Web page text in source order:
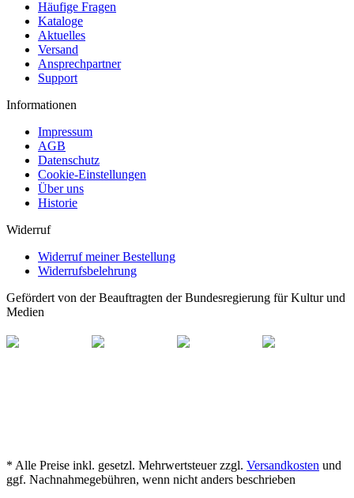
Häufige Fragen
Kataloge
Aktuelles
Versand
Ansprechpartner
Support
Informationen
Impressum
AGB
Datenschutz
Cookie-Einstellungen
Über uns
Historie
Widerruf
Widerruf meiner Bestellung
Widerrufsbelehrung
Gefördert von der Beauftragten der Bundesregierung für Kultur und
Medien
* Alle Preise inkl. gesetzl. Mehrwertsteuer zzgl. Versandkosten und
ggf. Nachnahmegebühren, wenn nicht anders beschrieben